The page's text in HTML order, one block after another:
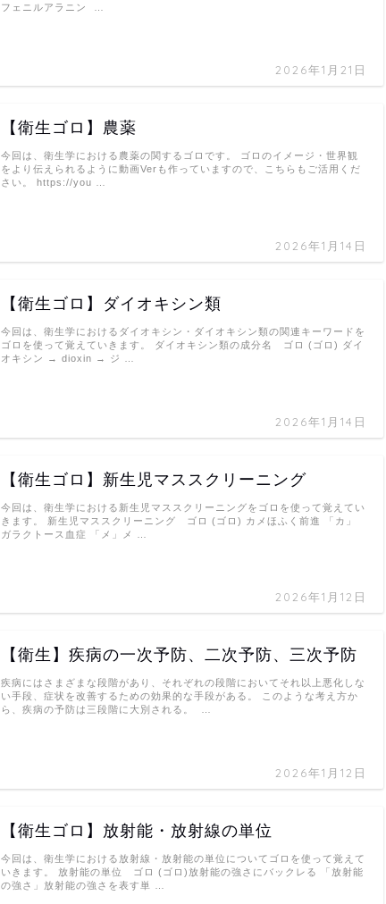
2026年1月21日
フェニルアラニン …
【衛生ゴロ】農薬
2026年1月14日
今回は、衛生学における農薬の関するゴロです。 ゴロのイメージ・世界観
をより伝えられるように動画Verも作っていますので、こちらもご活用くだ
さい。 https://you …
【衛生ゴロ】ダイオキシン類
2026年1月14日
今回は、衛生学におけるダイオキシン・ダイオキシン類の関連キーワードを
ゴロを使って覚えていきます。 ダイオキシン類の成分名 ゴロ (ゴロ) ダイ
オキシン → dioxin → ジ …
【衛生ゴロ】新生児マススクリーニング
2026年1月12日
今回は、衛生学における新生児マススクリーニングをゴロを使って覚えてい
きます。 新生児マススクリーニング ゴロ (ゴロ) カメほふく前進 「カ」
ガラクトース血症 「メ」メ …
【衛生】疾病の一次予防、二次予防、三次予防
2026年1月12日
疾病にはさまざまな段階があり、それぞれの段階においてそれ以上悪化しな
い手段、症状を改善するための効果的な手段がある。 このような考え方か
ら、疾病の予防は三段階に大別される。 …
【衛生ゴロ】放射能・放射線の単位
今回は、衛生学における放射線・放射能の単位についてゴロを使って覚えて
いきます。 放射能の単位 ゴロ (ゴロ)放射能の強さにバックレる 「放射能
の強さ」放射能の強さを表す単 …